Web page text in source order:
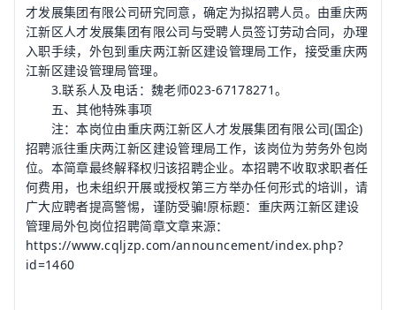
才发展集团有限公司研究同意，确定为拟招聘人员。由重庆两
江新区人才发展集团有限公司与受聘人员签订劳动合同，办理
入职手续，外包到重庆两江新区建设管理局工作，接受重庆两
江新区建设管理局管理。
3.联系人及电话：魏老师023-67178271。
五、其他特殊事项
注：本岗位由重庆两江新区人才发展集团有限公司(国企)
招聘派往重庆两江新区建设管理局工作，该岗位为劳务外包岗
位。本简章最终解释权归该招聘企业。本招聘不收取求职者任
何费用，也未组织开展或授权第三方举办任何形式的培训，请
广大应聘者提高警惕，谨防受骗!原标题：重庆两江新区建设
管理局外包岗位招聘简章文章来源：
https://www.cqljzp.com/announcement/index.php?
id=1460